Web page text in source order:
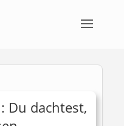
Du dachtest,